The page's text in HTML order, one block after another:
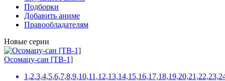
Подборки
Добавить аниме
Правообладателям
Новые серии
Осомацу-сан [ТВ-1]